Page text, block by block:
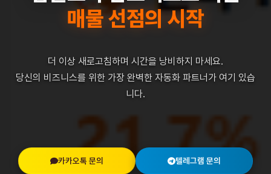
매물 선점의 시작
더 이상 새로고침하며 시간을 낭비하지 마세요.
당신의 비즈니스를 위한 가장 완벽한 자동화 파트너가 여기 있습
니다.
카카오톡 문의 텔레그램 문의